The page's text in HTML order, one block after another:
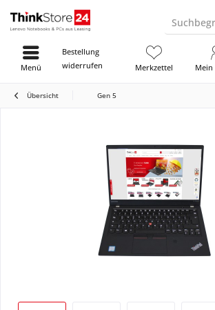
Bestellung
widerrufen
Merkzettel Mein
Menü
Übersicht Gen 5